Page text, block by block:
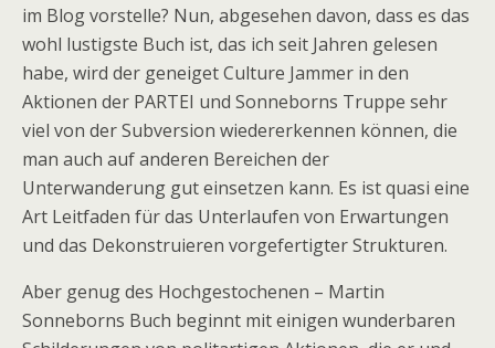
im Blog vorstelle? Nun, abgesehen davon, dass es das
wohl lustigste Buch ist, das ich seit Jahren gelesen
habe, wird der geneiget Culture Jammer in den
Aktionen der PARTEI und Sonneborns Truppe sehr
viel von der Subversion wiedererkennen können, die
man auch auf anderen Bereichen der
Unterwanderung gut einsetzen kann. Es ist quasi eine
Art Leitfaden für das Unterlaufen von Erwartungen
und das Dekonstruieren vorgefertigter Strukturen.
Aber genug des Hochgestochenen – Martin
Sonneborns Buch beginnt mit einigen wunderbaren